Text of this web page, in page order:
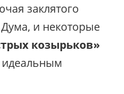
заклятого
и некоторые
козырьков»